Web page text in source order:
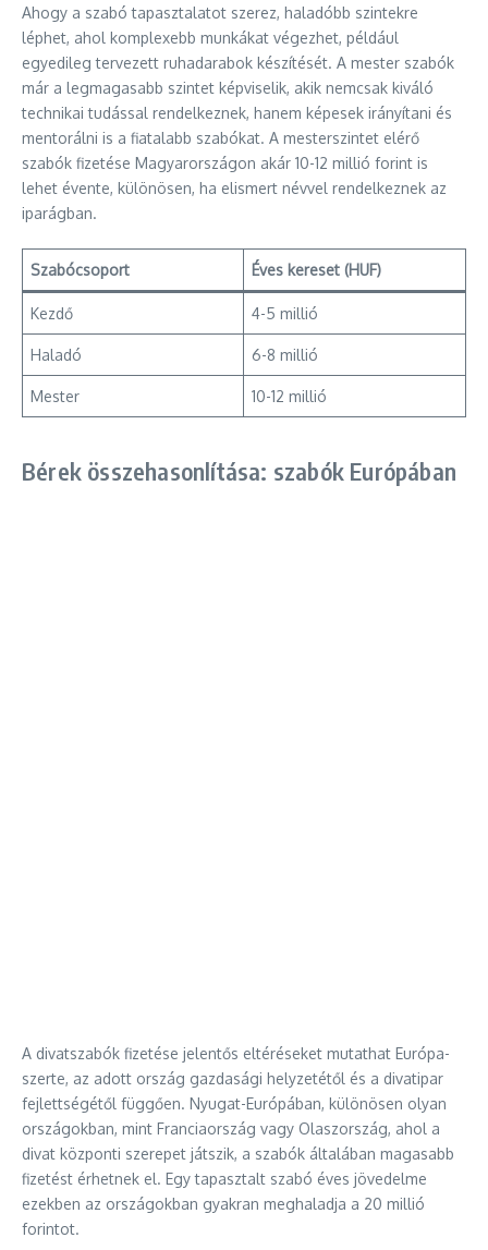
Ahogy a szabó tapasztalatot szerez, haladóbb szintekre
léphet, ahol komplexebb munkákat végezhet, például
egyedileg tervezett ruhadarabok készítését. A mester szabók
már a legmagasabb szintet képviselik, akik nemcsak kiváló
technikai tudással rendelkeznek, hanem képesek irányítani és
mentorálni is a fiatalabb szabókat. A mesterszintet elérő
szabók fizetése Magyarországon akár 10-12 millió forint is
lehet évente, különösen, ha elismert névvel rendelkeznek az
iparágban.
Szabócsoport Éves kereset (HUF)
Kezdő 4-5 millió
Haladó 6-8 millió
Mester 10-12 millió
Bérek összehasonlítása: szabók Európában
A divatszabók fizetése jelentős eltéréseket mutathat Európa-
szerte, az adott ország gazdasági helyzetétől és a divatipar
fejlettségétől függően. Nyugat-Európában, különösen olyan
országokban, mint Franciaország vagy Olaszország, ahol a
divat központi szerepet játszik, a szabók általában magasabb
fizetést érhetnek el. Egy tapasztalt szabó éves jövedelme
ezekben az országokban gyakran meghaladja a 20 millió
forintot.